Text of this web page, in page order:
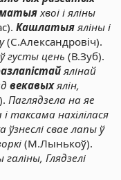
хвоі і яліны
Кашлатыя яліны і
(С.Александровіч).
густы цень (В.Зуб).
ялінай
векавыхялін,
Паглядзела на яе
і таксама нахілілася
ўзнеслі свае лапы ў
(М.Лынькоў).
Глядзелі